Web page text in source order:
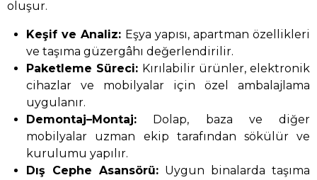
oluşur.
Keşif ve Analiz: Eşya yapısı, apartman özellikleri
ve taşıma güzergâhı değerlendirilir.
Paketleme Süreci: Kırılabilir ürünler, elektronik
cihazlar ve mobilyalar için özel ambalajlama
uygulanır.
Demontaj–Montaj: Dolap, baza ve diğer
mobilyalar uzman ekip tarafından sökülür ve
kurulumu yapılır.
Dış Cephe Asansörü: Uygun binalarda taşıma